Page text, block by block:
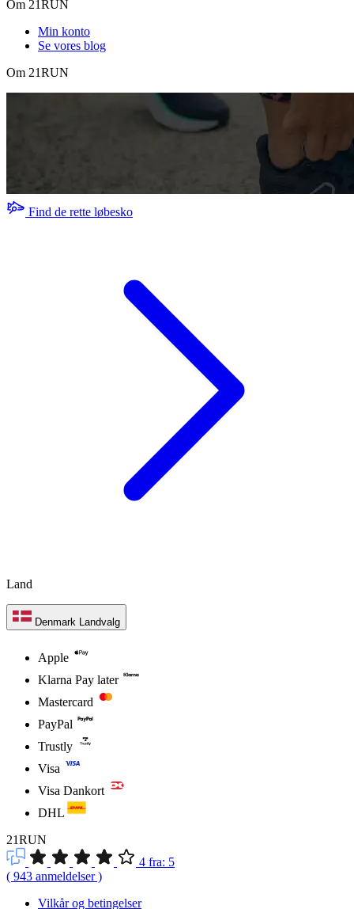
Om 21RUN
Min konto
Se vores blog
Om 21RUN
Find de rette løbesko
Land
Denmark Landvalg
Apple
Klarna Pay later
Mastercard
PayPal
Trustly
Visa
Visa Dankort
DHL
21RUN
4 fra: 5
( 943 anmeldelser)
Vilkår og betingelser